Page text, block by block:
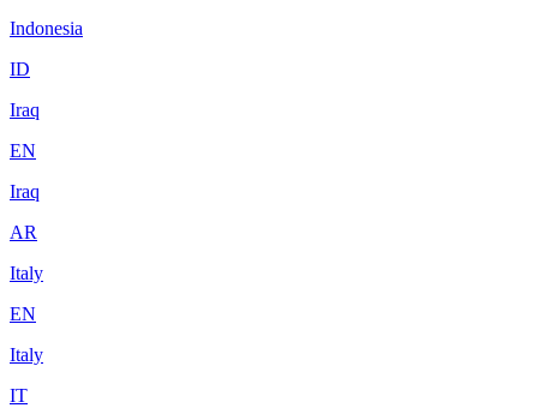
Indonesia
ID
Iraq
EN
Iraq
AR
Italy
EN
Italy
IT